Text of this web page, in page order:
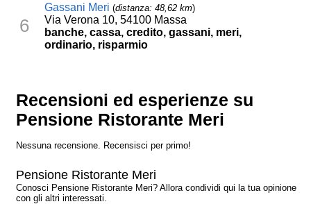
6
Gassani Meri (distanza: 48,62 km)
Via Verona 10, 54100 Massa
banche, cassa, credito, gassani, meri,
ordinario, risparmio
Recensioni ed esperienze su
Pensione Ristorante Meri
Nessuna recensione. Recensisci per primo!
Pensione Ristorante Meri
Conosci Pensione Ristorante Meri? Allora condividi qui la tua opinione
con gli altri interessati.